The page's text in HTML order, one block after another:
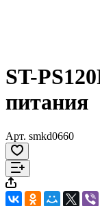
ST-
питания
Арт. smkd0660